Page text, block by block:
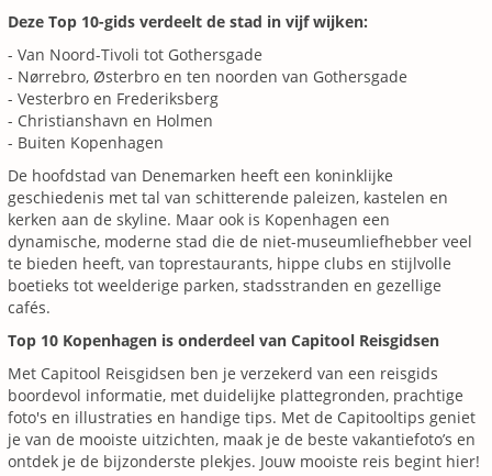
Deze Top 10-gids verdeelt de stad in vijf wijken:
- Van Noord-Tivoli tot Gothersgade
- Nørrebro, Østerbro en ten noorden van Gothersgade
- Vesterbro en Frederiksberg
- Christianshavn en Holmen
- Buiten Kopenhagen
De hoofdstad van Denemarken heeft een koninklijke
geschiedenis met tal van schitterende paleizen, kastelen en
kerken aan de skyline. Maar ook is Kopenhagen een
dynamische, moderne stad die de niet-museumliefhebber veel
te bieden heeft, van toprestaurants, hippe clubs en stijlvolle
boetieks tot weelderige parken, stadsstranden en gezellige
cafés.
Top 10 Kopenhagen is onderdeel van Capitool Reisgidsen
Met Capitool Reisgidsen ben je verzekerd van een reisgids
boordevol informatie, met duidelijke plattegronden, prachtige
foto's en illustraties en handige tips. Met de Capitooltips geniet
je van de mooiste uitzichten, maak je de beste vakantiefoto’s en
ontdek je de bijzonderste plekjes. Jouw mooiste reis begint hier!